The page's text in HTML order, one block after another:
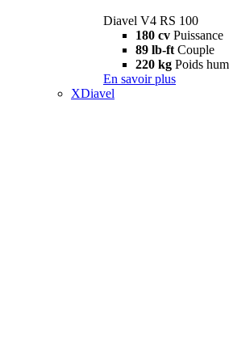
Diavel V4 RS 100
180 cv Puissance
89 lb-ft Couple
220 kg Poids
En savoir plus
XDiavel